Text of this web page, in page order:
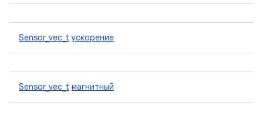
Sensor_vec_t ускорение
Sensor_vec_t магнитный